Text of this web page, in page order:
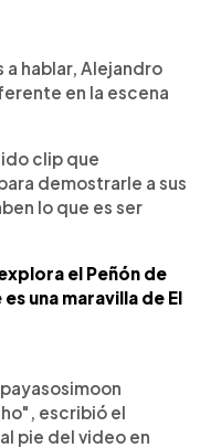
a hablar, Alejandro
en la escena
clip que
demostrarle a sus
lo que es ser
el Peñón de
una maravilla de El
escribió el
pie del video en